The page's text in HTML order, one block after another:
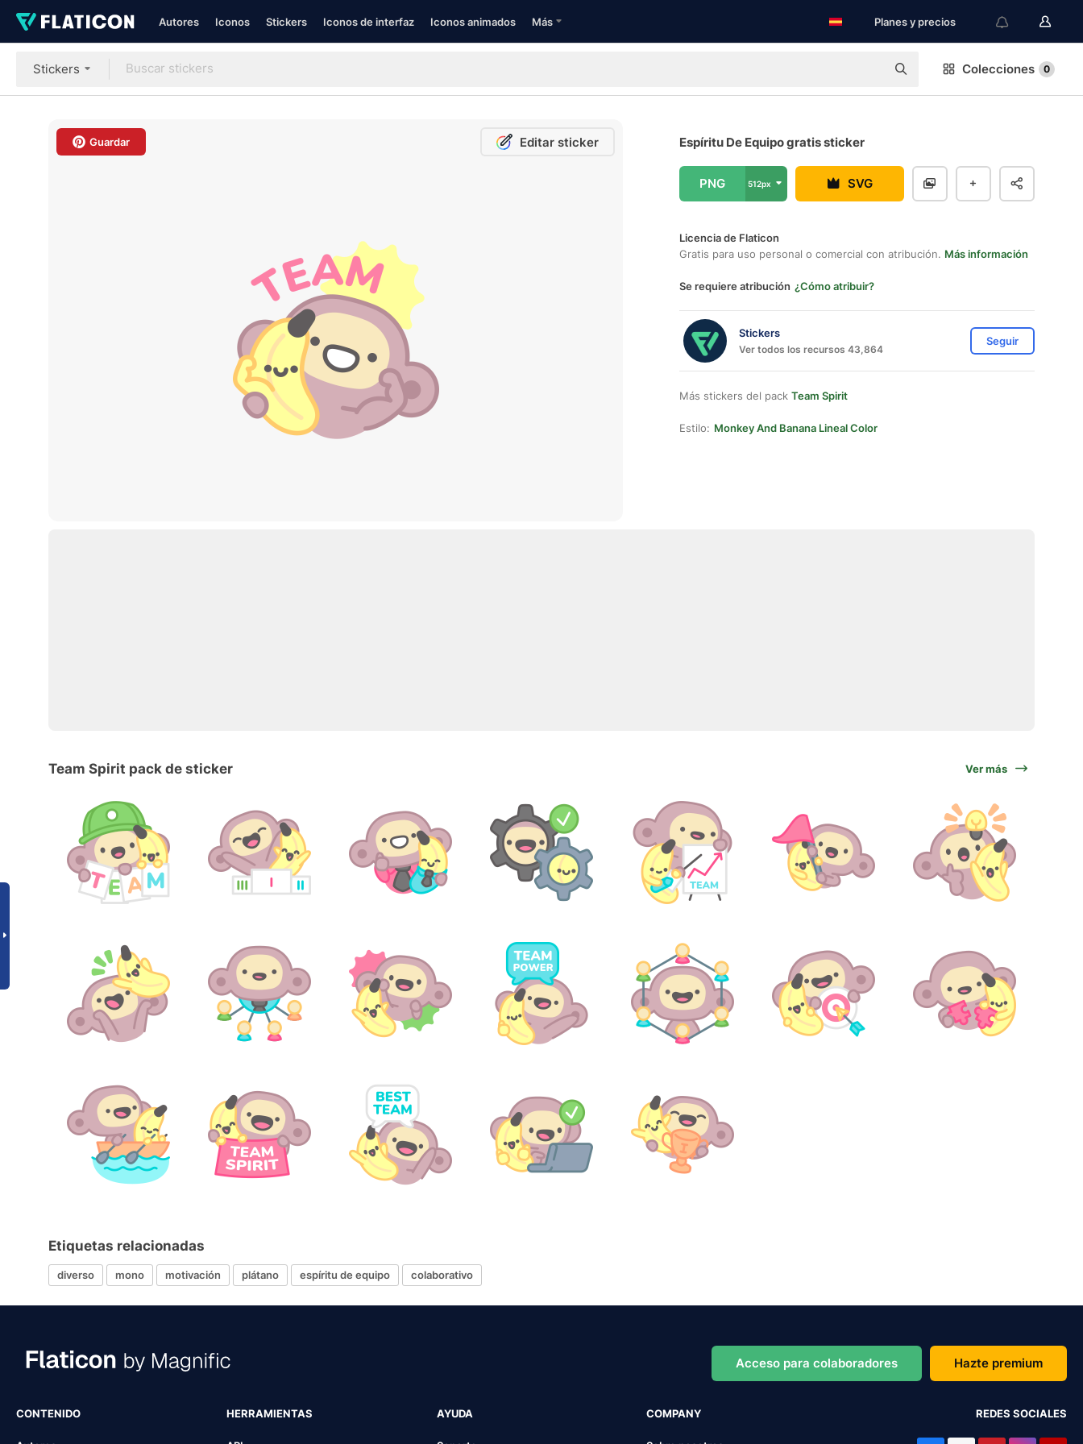
Autores Iconos Stickers Iconos de interfaz Iconos animados Más Planes y precios
Stickers Colecciones 0
Guardar Editar sticker Espíritu De Equipo gratis sticker
PNG 512px SVG
Licencia de Flaticon
Gratis para uso personal o comercial con atribución. Más información
Se requiere atribución ¿Cómo atribuir?
Stickers
Ver todos los recursos 43,864
Seguir
Más stickers del pack Team Spirit
Estilo: Monkey And Banana Lineal Color
Team Spirit pack de sticker Ver más
Etiquetas relacionadas
diverso mono motivación plátano espíritu de equipo colaborativo
Acceso para colaboradores Hazte premium
CONTENIDO HERRAMIENTAS AYUDA COMPANY REDES SOCIALES